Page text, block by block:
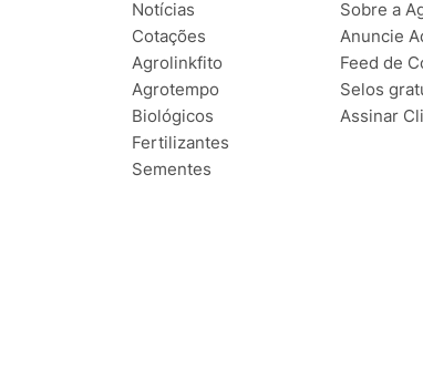
Notícias
Cotações
Agrolinkfito
Agrotempo
Biológicos
Fertilizantes
Sementes
Sobre a
Anuncie
Feed de
Selos
Assinar